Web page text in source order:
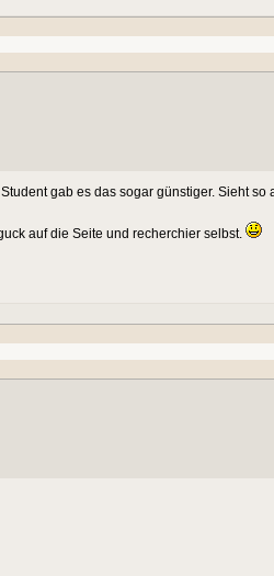
gab es das sogar günstiger. Sieht
auf die Seite und recherchier selbst.